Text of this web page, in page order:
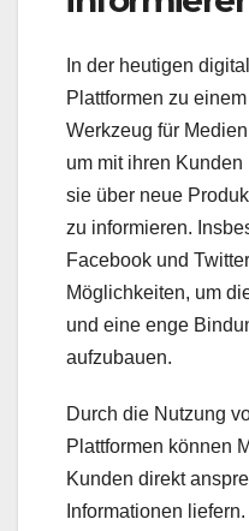
In der heutigen
Plattformen zu
Werkzeug für
um mit ihren
sie über neue
zu informieren.
Facebook und
Möglichkeiten, um
und eine enge
aufzubauen.
Durch die Nutzung
Plattformen können
Kunden direkt
Informationen